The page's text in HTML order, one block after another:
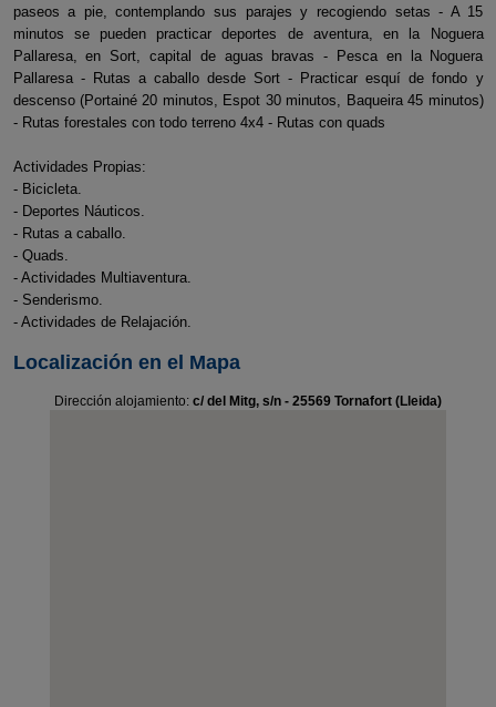
paseos a pie, contemplando sus parajes y recogiendo setas - A 15
minutos se pueden practicar deportes de aventura, en la Noguera
Pallaresa, en Sort, capital de aguas bravas - Pesca en la Noguera
Pallaresa - Rutas a caballo desde Sort - Practicar esquí de fondo y
descenso (Portainé 20 minutos, Espot 30 minutos, Baqueira 45 minutos)
- Rutas forestales con todo terreno 4x4 - Rutas con quads
Actividades Propias:
- Bicicleta.
- Deportes Náuticos.
- Rutas a caballo.
- Quads.
- Actividades Multiaventura.
- Senderismo.
- Actividades de Relajación.
Localización en el Mapa
Dirección alojamiento: c/ del Mitg, s/n - 25569 Tornafort (Lleida)